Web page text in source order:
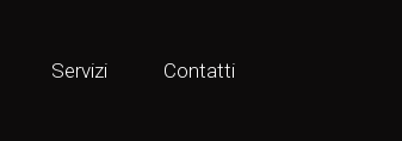
Servizi Contatti